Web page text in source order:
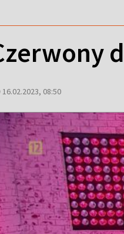
16.02.2023, 08:50